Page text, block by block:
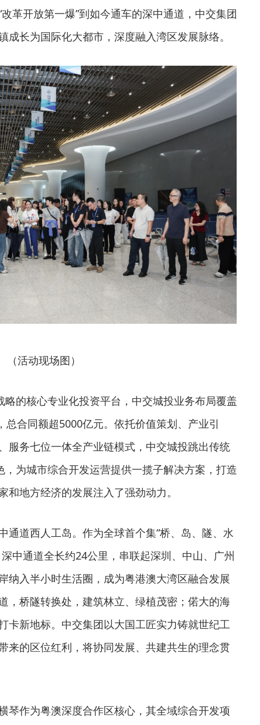
革开放第一爆”到如今通车的深中通道，中交集团
长为国际化大都市，深度融入湾区发展脉络。
（活动现场图）
略的核心专业化投资平台，中交城投业务布局覆盖
合同额超5000亿元。依托价值策划、产业引
服务七位一体全产业链模式，中交城投跳出传统
，为城市综合开发运营提供一揽子解决方案，打造
地方经济的发展注入了强劲动力。
通道西人工岛。作为全球首个集“桥、岛、隧、水
中通道全长约24公里，串联起深圳、中山、广州
纳入半小时生活圈，成为粤港澳大湾区融合发展
，桥隧转换处，建筑林立、绿植茂密；偌大的海
卡新地标。中交集团以大国工匠实力铸就世纪工
来的区位红利，将协同发展、共建共生的理念贯
琴作为粤澳深度合作区核心，其全域综合开发项